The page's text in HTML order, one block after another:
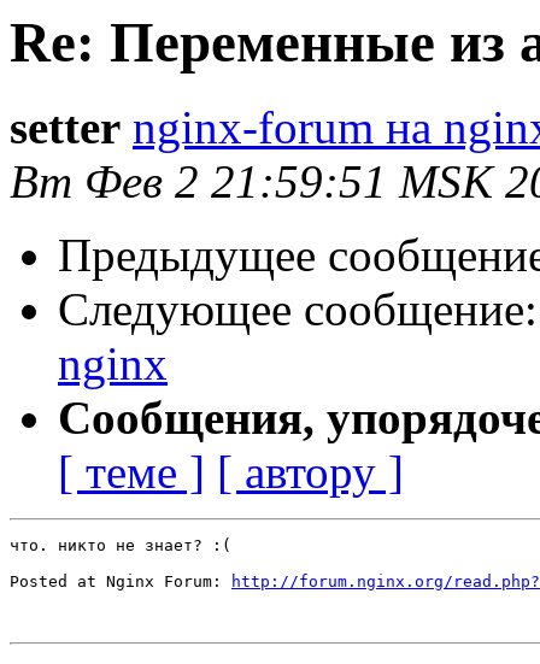
Re: Переменные из
setter nginx-forum на
Вт Фев 2 21:59:51 MSK
Предыдущее
Следующее
nginx
Сообщения,
[ теме ] [ автору ]
что. никто не знает? :(
Posted at Nginx Forum:
http://forum.nginx.org/